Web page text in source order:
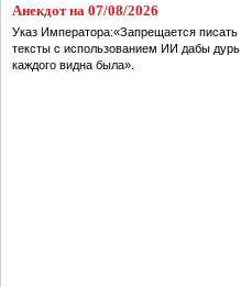
Анекдот на 07/08/2026
Указ Императора:«Запрещается писать
тексты с использованием ИИ дабы дурь
каждого видна была».